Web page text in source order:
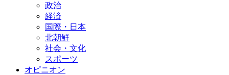
政治
経済
国際・日本
北朝鮮
社会・文化
スポーツ
オピニオン